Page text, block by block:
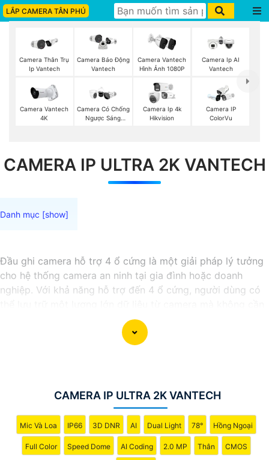
LẮP CAMERA TÂN PHÚ
Camera Thân Trụ
Ip Vantech
Camera Báo Động
Vantech
Camera Vantech
Hình Ảnh 1080P
Camera Ip AI
Vantech
Camera Vantech
4K
Camera Có Chống
Ngược Sáng
Camera Ip 4k
Hikvision
Camera IP
ColorVu
CAMERA IP ULTRA 2K VANTECH
Đầu ghi camera hỗ trợ 4 ổ cứng là một giải pháp lý tưởng
cho hệ thống camera an ninh tại gia đình hoặc doanh
nghiệp. Với khả năng hỗ trợ đến 4 ổ cứng, người dùng có
lo lắng về không gian lưu trữ.
Đầu ghi này cung cấp các tính năng hiệu quả như ghi hình
độ nét cao, chức năng xem lại dễ dàng, và khả năng truy
theo dõi và quản lý dữ liệu camera.
Với đầu ghi camera hỗ trợ 4 ổ cứng, bạn có thể yên tâm
về việc bảo vệ tài sản và an ninh trong mọi tình huống,
đồng thời tiết kiệm thời gian và công sức trong việc quản
lý hệ thống camera.
CAMERA IP ULTRA 2K VANTECH
Mic Và Loa IP66 3D DNR AI Dual Light 78° Hồng Ngoại
Full Color Speed Dome AI Coding 2.0 MP Thân CMOS